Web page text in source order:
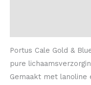
Portus Cale Gold &
pure
Gemaakt met